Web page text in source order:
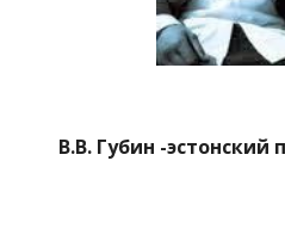
В.В. Губин -эстонский